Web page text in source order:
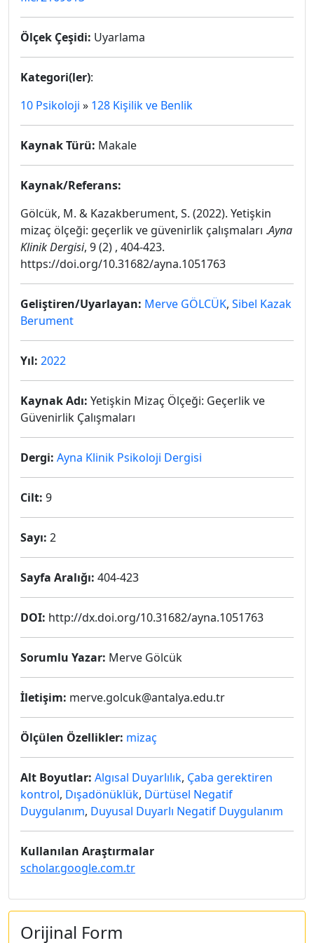
Ölçek Çeşidi: Uyarlama
Kategori(ler):
10 Psikoloji » 128 Kişilik ve Benlik
Kaynak Türü: Makale
Kaynak/Referans:
Gölcük, M. & Kazakberument, S. (2022). Yetişkin
mizaç ölçeği: geçerlik ve güvenirlik çalışmaları .Ayna
Klinik Dergisi, 9 (2) , 404-423.
https://doi.org/10.31682/ayna.1051763
Geliştiren/Uyarlayan: Merve GÖLCÜK, Sibel Kazak
Berument
Yıl: 2022
Kaynak Adı: Yetişkin Mizaç Ölçeği: Geçerlik ve
Güvenirlik Çalışmaları
Dergi: Ayna Klinik Psikoloji Dergisi
Cilt: 9
Sayı: 2
Sayfa Aralığı: 404-423
DOI: http://dx.doi.org/10.31682/ayna.1051763
Sorumlu Yazar: Merve Gölcük
İletişim: merve.golcuk@antalya.edu.tr
Ölçülen Özellikler: mizaç
Alt Boyutlar: Algısal Duyarlılık, Çaba gerektiren
kontrol, Dışadönüklük, Dürtüsel Negatif
Duygulanım, Duyusal Duyarlı Negatif Duygulanım
Kullanılan Araştırmalar
scholar.google.com.tr
Orijinal Form